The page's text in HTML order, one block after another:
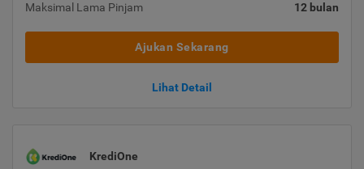
Maksimal Lama Pinjam 12 bulan
Ajukan Sekarang
Lihat Detail
KrediOne